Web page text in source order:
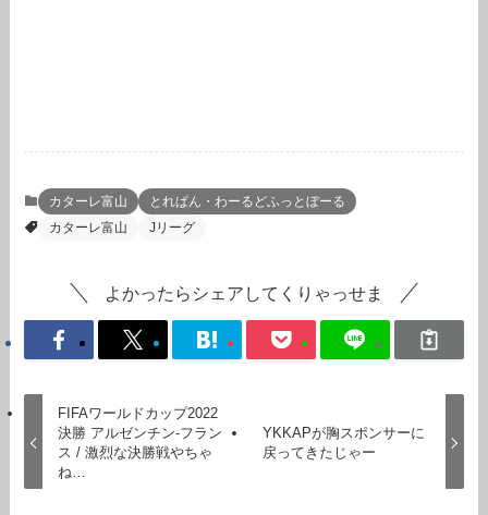
カターレ富山
とれぱん・わーるどふっとぼーる
カターレ富山
Jリーグ
よかったらシェアしてくりゃっせま
FIFAワールドカップ2022
決勝 アルゼンチン-フラン
ス / 激烈な決勝戦やちゃ
ね…
YKKAPが胸スポンサーに
戻ってきたじゃー